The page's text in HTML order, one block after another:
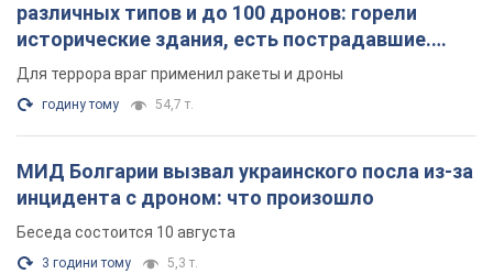
различных типов и до 100 дронов: горели
исторические здания, есть пострадавшие.
Фото и видео
Для террора враг применил ракеты и дроны
годину тому 54,7 т.
МИД Болгарии вызвал украинского посла из-за
инцидента с дроном: что произошло
Беседа состоится 10 августа
3 години тому 5,3 т.